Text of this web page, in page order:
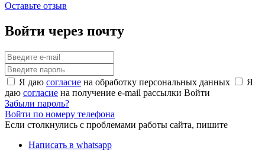
Оставьте отзыв
Войти через почту
Я даю согласие на обработку персональных данных
Я
даю согласие на получение e-mail рассылки Войти
Забыли пароль?
Войти по номеру телефона
Если столкнулись с проблемами работы сайта, пишите
Написать в whatsapp